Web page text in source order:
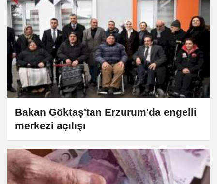
Bakan Göktaş'tan Erzurum'da engelli
merkezi açılışı